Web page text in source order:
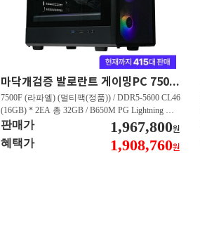
마닥개검증 발로란트 게이밍PC 7500F/RTX5060 발로란트 FHD 500프레임 이상 GY102
7500F (라파엘) (멀티팩(정품)) / DDR5-5600 CL46
(16GB) * 2EA 총 32GB / B650M PG Lightning 에
즈윈 / 지포스 RTX 5060 DUAL D7 8GB 이엠텍 /
CN600 M.2 NVMe 디앤디컴 (512GB)
판매가 1,967,800원
혜택가 1,908,760원